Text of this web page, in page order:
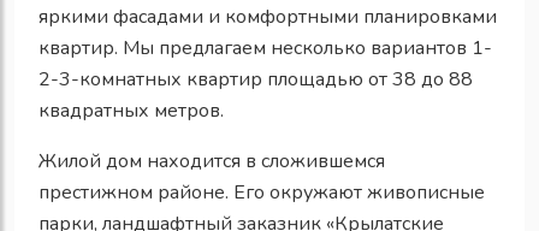
яркими фасадами и комфортными планировками
квартир. Мы предлагаем несколько вариантов 1-
2-3-комнатных квартир площадью от 38 до 88
квадратных метров.
Жилой дом находится в сложившемся
престижном районе. Его окружают живописные
парки, ландшафтный заказник «Крылатские